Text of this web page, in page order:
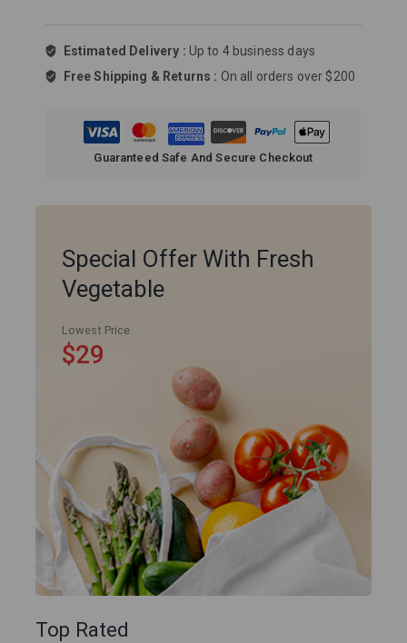
Special Offer With Fresh
Vegetable
Lowest Price
$29
Top Rated
Estimated Delivery : Up to 4 business days
Free Shipping & Returns : On all orders over $200
Guaranteed Safe And Secure Checkout